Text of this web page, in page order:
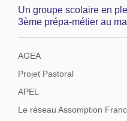
Un groupe scolaire en
3ème prépa-métier au
AGEA
Projet Pastoral
APEL
Le réseau Assomption